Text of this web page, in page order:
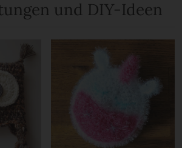
und DIY-Ideen